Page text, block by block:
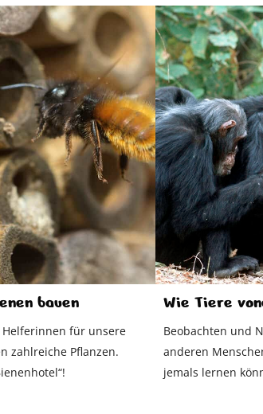
bauen
für unsere
zahlreiche Pflanzen.
Wie Tiere
Beobachten und
anderen
jemals lernen